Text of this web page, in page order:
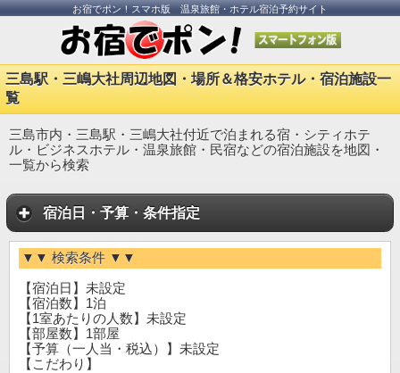
お宿でポン！スマホ版 温泉旅館・ホテル宿泊予約サイト
三島駅・三嶋大社周辺地図・場所＆格安ホテル・宿泊施設一
覧
三島市内・三島駅・三嶋大社付近で泊まれる宿・シティホテ
ル・ビジネスホテル・温泉旅館・民宿などの宿泊施設を地図・
一覧から検索
宿泊日・予算・条件指定
▼▼ 検索条件 ▼▼
【宿泊日】未設定
【宿泊数】1泊
【1室あたりの人数】未設定
【部屋数】1部屋
【予算（一人当・税込）】未設定
【こだわり】